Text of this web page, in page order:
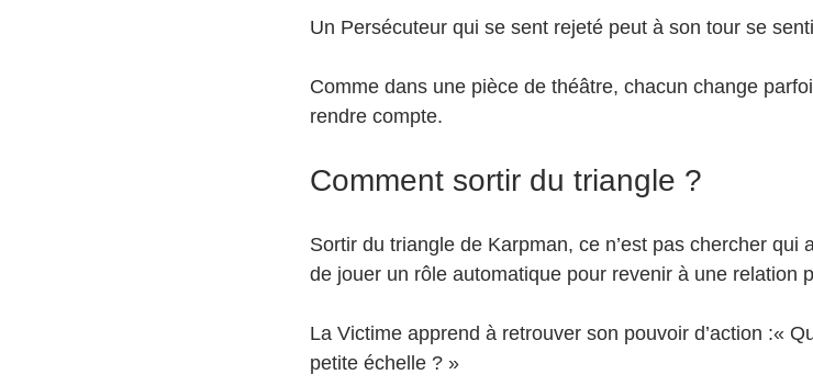
Un Persécuteur qui se sent rejeté peut à son tour se
Comme dans une pièce de théâtre, chacun change
rendre compte.
Comment sortir du triangle ?
Sortir du triangle de Karpman, ce n’est pas chercher qui
de jouer un rôle automatique pour revenir à une relation
La Victime apprend à retrouver son pouvoir d’action :«
petite échelle ? »